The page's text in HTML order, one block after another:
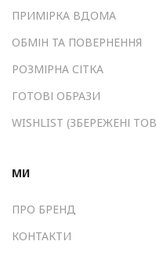
ПРИМІРКА ВДОМА
ОБМІН ТА ПОВЕРНЕННЯ
РОЗМІРНА СІТКА
ГОТОВІ ОБРАЗИ
WISHLIST (ЗБЕРЕЖЕНІ
МИ
ПРО БРЕНД
КОНТАКТИ